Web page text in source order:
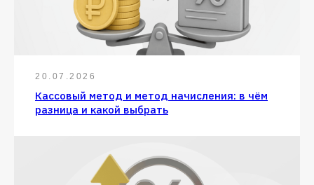
20.07.2026
Кассовый метод и метод начисления: в чём
разница и какой выбрать